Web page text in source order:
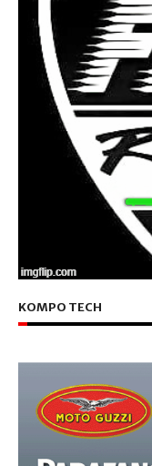
KOMPO TECH